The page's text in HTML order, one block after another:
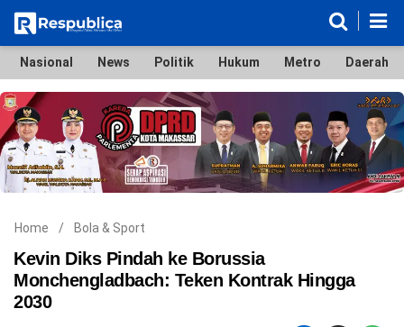
Nasional
News
Politik
Hukum
Metro
Daerah
Ekonomi & Bisnis
Lifestyle
Otomotif
Bola & Sport
Edukasi
Tokoh
Hiburan
Nasional News Politik Hukum Metro Daerah
Home / Bola & Sport
Kevin Diks Pindah ke Borussia
Monchengladbach: Teken Kontrak Hingga
2030